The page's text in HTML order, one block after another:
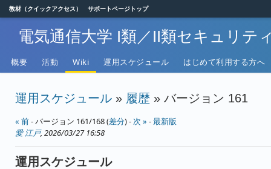
教材（クイックアクセス） サポートページトップ
電気通信大学 I類／II類セキュリテ
概要 活動 Wiki 運用スケジュール はじめて利用する方へ
運用スケジュール » 履歴 » バージョン 161
« 前- バージョン 161/168 (差分) -次 » -最新版
愛 江戸, 2026/03/27 16:58
運用スケジュール